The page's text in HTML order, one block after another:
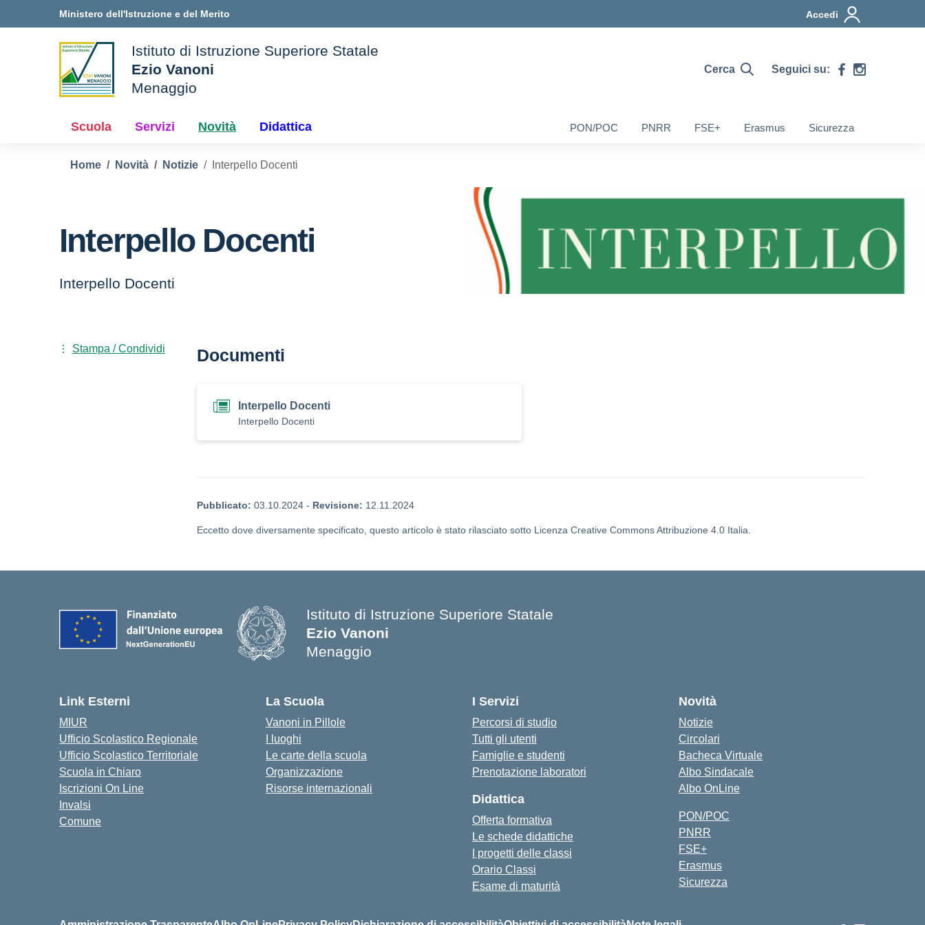
Ministero dell'Istruzione e del Merito Accedi
della scuola
Istituto di Istruzione Superiore Statale
Ezio Vanoni
Menaggio
Cerca Seguici su:
Scuola Servizi Novità Didattica PON/POC PNRR FSE+ Erasmus Sicurezza
Home Novità Notizie Interpello Docenti
Interpello Docenti
Interpello Docenti
Documenti
Interpello Docenti
Interpello Docenti
Pubblicato: 03.10.2024 - Revisione: 12.11.2024
Eccetto dove diversamente specificato, questo articolo è stato rilasciato sotto Licenza Creative Commons Attribuzione 4.0 Italia.
Stampa / Condividi
Istituto di Istruzione Superiore Statale
Ezio Vanoni
Menaggio
Link Esterni
MIUR
Ufficio Scolastico Regionale
Ufficio Scolastico Territoriale
Scuola in Chiaro
Iscrizioni On Line
Invalsi
Comune
La Scuola
Vanoni in Pillole
I luoghi
Le carte della scuola
Organizzazione
Risorse internazionali
I Servizi
Percorsi di studio
Tutti gli utenti
Famiglie e studenti
Prenotazione laboratori
Didattica
Offerta formativa
Le schede didattiche
I progetti delle classi
Orario Classi
Esame di maturità
Novità
Notizie
Circolari
Bacheca Virtuale
Albo Sindacale
Albo OnLine
PON/POC
PNRR
FSE+
Erasmus
Sicurezza